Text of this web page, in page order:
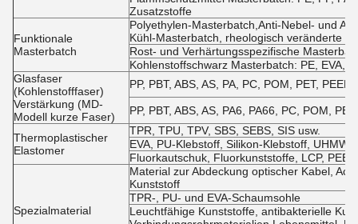
Zusatzstoffe
Funktionale
Masterbatch
Polyethylen-Masterbatch,Anti-Nebel- und
Kühl-Masterbatch, rheologisch veränderte
Rost- und Verhärtungsspezifische
Kohlenstoffschwarz Masterbatch: PE, EVA,
Glasfaser
(Kohlenstofffaser)
Verstärkung (MD-
Modell kurze Faser)
PP, PBT, ABS, AS, PA, PC, POM, PET,
PP, PBT, ABS, AS, PA6, PA66, PC, POM,
Thermoplastischer
Elastomer
TPR, TPU, TPV, SBS, SEBS, SIS usw.
EVA, PU-Klebstoff, Silikon-Klebstoff,
Fluorkautschuk, Fluorkunststoffe, LCP,
Spezialmaterial
Material zur Abdeckung optischer Kabel,
Kunststoff
TPR-, PU- und EVA-Schaumsohle
Leuchtfähige Kunststoffe, antibakterielle